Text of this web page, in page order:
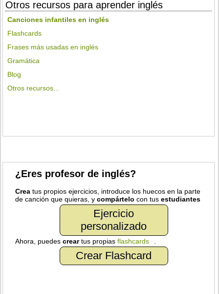
Otros recursos para aprender inglés
Canciones infantiles en inglés
Flashcards
Frases más usadas en inglés
Gramática
Blog
Otros recursos...
¿Eres profesor de inglés?
Crea tus propios ejercicios, introduce los huecos en la parte
de canción que quieras, ycompártelo con tusestudiantes
Ejercicio
personalizado
Ahora, puedescreartus propiasflashcards
Crear Flashcard